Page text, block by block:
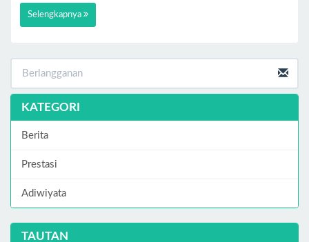
Selengkapnya
KATEGORI
Berita
Prestasi
Adiwiyata
TAUTAN